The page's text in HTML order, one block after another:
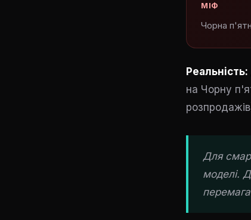
МІФ
Чорна
Реальність:
на Чорну
Для
моделі.